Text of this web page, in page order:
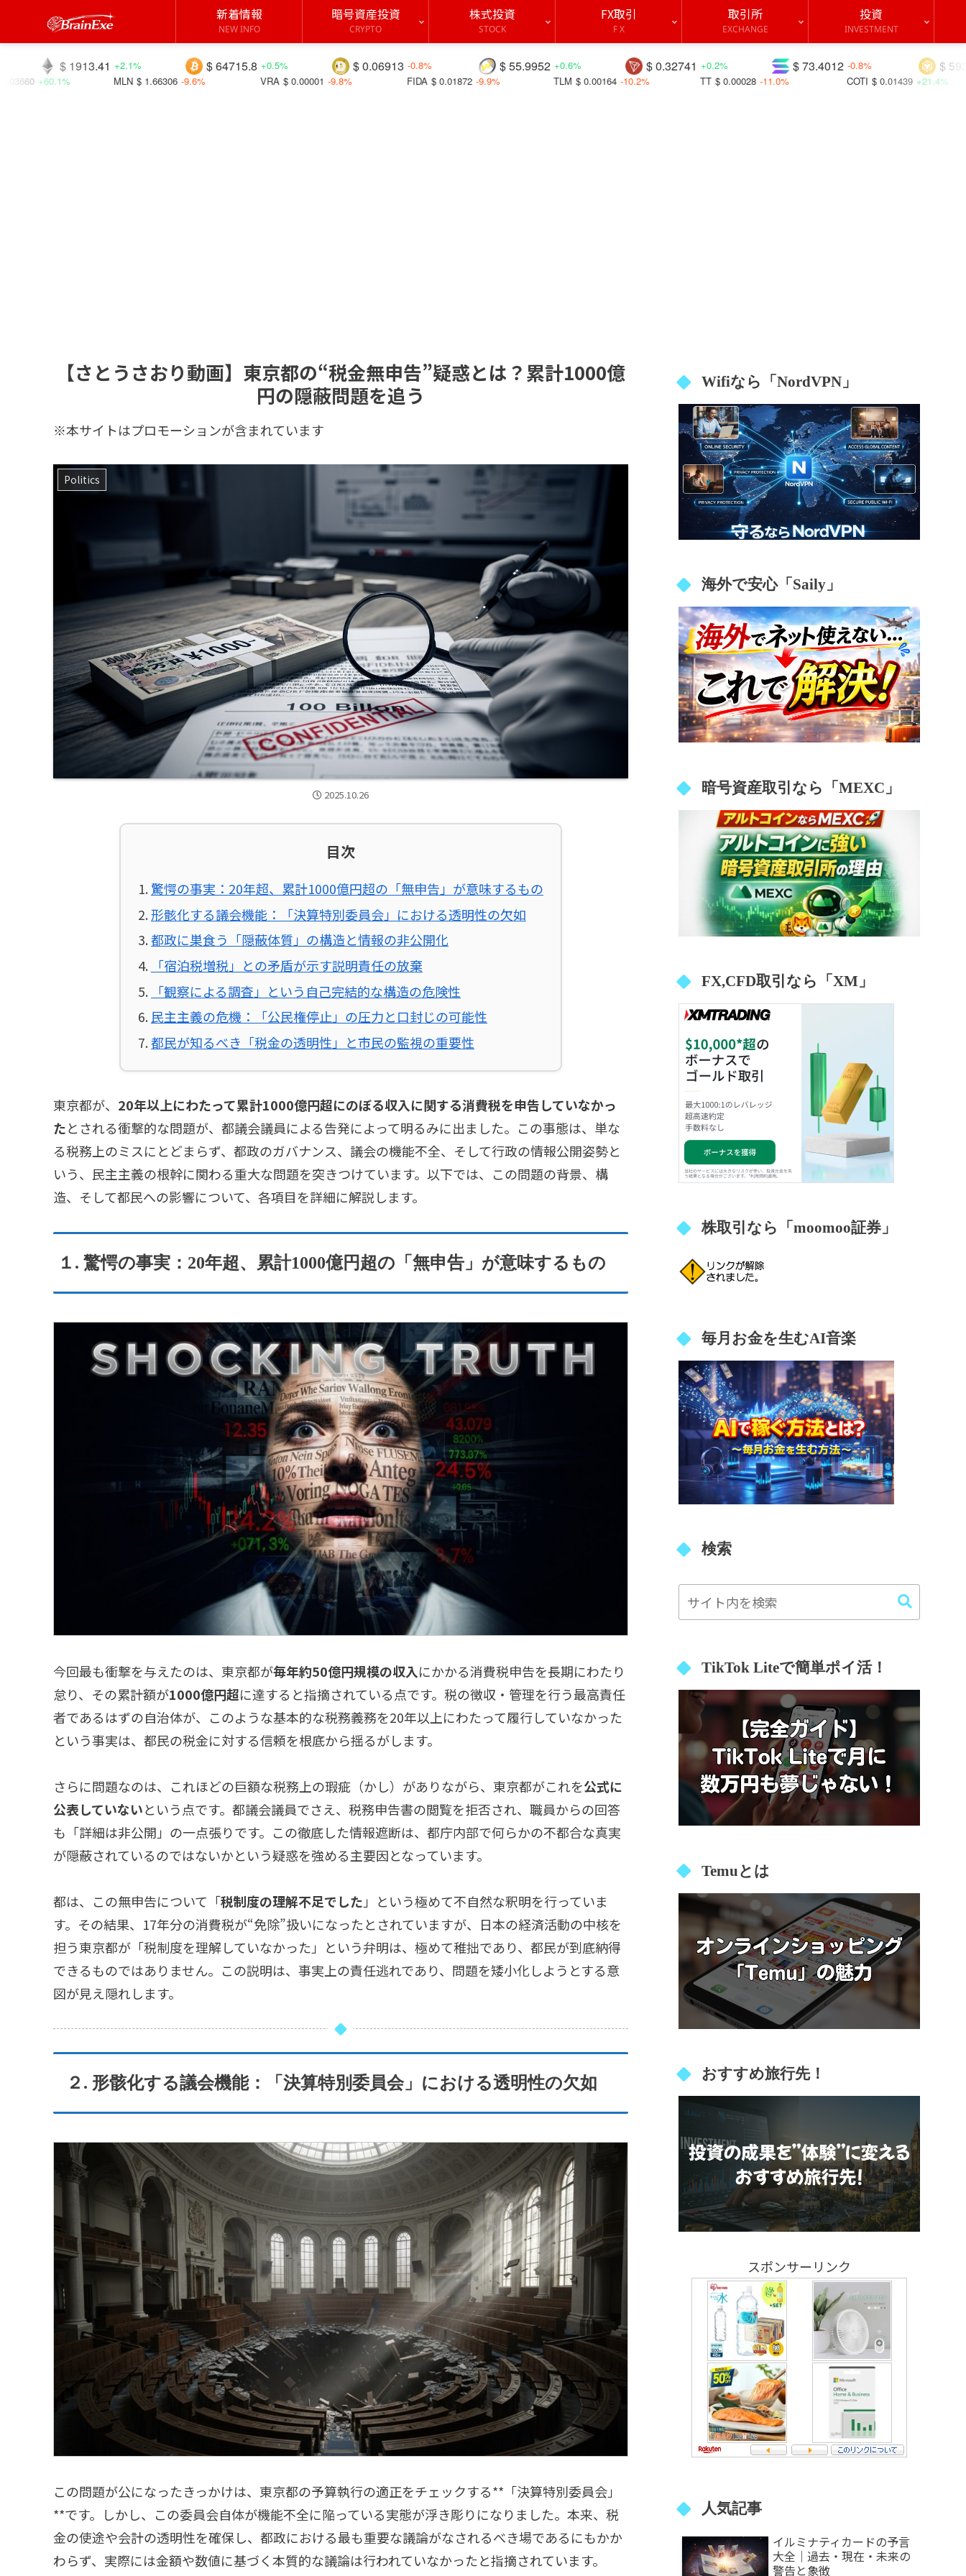
新着情報
NEW INFO
暗号資産投資
CRYPTO
株式投資
STOCK
FX取引
F X
取引所
EXCHANGE
投資
INVESTMENT
$ 64715.8 +0.5%
+2.1% $ 593.535 -1.0%
$ 73.4012 -0.8%
$ 0.32741 +0.2%
$ 55.9952 +0.6%
$ 0.06913
-0.8%
FUN $ 0.00427
COTI $ 0.01439
TT $ 0.00028
TLM $ 0.00164
FIDA $ 0.01872
VRA $ 0.00001
MLN $ 1.66306
【さとうさおり動画】東京都の“税金無申告”疑惑とは？累計1000億
円の隠蔽問題を追う
※本サイトはプロモーションが含まれています
Politics
2025.10.26
目次
驚愕の事実：20年超、累計1000億円超の「無申告」が意味するもの
形骸化する議会機能：「決算特別委員会」における透明性の欠如
都政に巣食う「隠蔽体質」の構造と情報の非公開化
「宿泊税増税」との矛盾が示す説明責任の放棄
「観察による調査」という自己完結的な構造の危険性
民主主義の危機：「公民権停止」の圧力と口封じの可能性
都民が知るべき「税金の透明性」と市民の監視の重要性
東京都が、 20年以上にわたって累計1000億円超にのぼる収入に関する消費税を申告していなかっ
たとされる衝撃的な問題が、都議会議員による告発によって明るみに出ました。この事態は、単な
る税務上のミスにとどまらず、都政のガバナンス、議会の機能不全、そして行政の情報公開姿勢と
いう、民主主義の根幹に関わる重大な問題を突きつけています。以下では、この問題の背景、構
造、そして都民への影響について、各項目を詳細に解説します。
１. 驚愕の事実：20年超、累計1000億円超の「無申告」が意味するもの
今回最も衝撃を与えたのは、東京都が毎年約50億円規模の収入にかかる消費税申告を長期にわたり
怠り、その累計額が1000億円超に達すると指摘されている点です。税の徴収・管理を行う最高責任
者であるはずの自治体が、このような基本的な税務義務を20年以上にわたって履行していなかった
という事実は、都民の税金に対する信頼を根底から揺るがします。
さらに問題なのは、これほどの巨額な税務上の瑕疵（かし）がありながら、東京都がこれを公式に
公表していないという点です。都議会議員でさえ、税務申告書の閲覧を拒否され、職員からの回答
も「詳細は非公開」の一点張りです。この徹底した情報遮断は、都庁内部で何らかの不都合な真実
が隠蔽されているのではないかという疑惑を強める主要因となっています。
都は、この無申告について「税制度の理解不足でした」という極めて不自然な釈明を行っていま
す。その結果、17年分の消費税が“免除”扱いになったとされていますが、日本の経済活動の中核を
担う東京都が「税制度を理解していなかった」という弁明は、極めて稚拙であり、都民が到底納得
できるものではありません。この説明は、事実上の責任逃れであり、問題を矮小化しようとする意
図が見え隠れします。
２. 形骸化する議会機能：「決算特別委員会」における透明性の欠如
この問題が公になったきっかけは、東京都の予算執行の適正をチェックする**「決算特別委員会」
**です。しかし、この委員会自体が機能不全に陥っている実態が浮き彫りになりました。本来、税
金の使途や会計の透明性を確保し、都政における最も重要な議論がなされるべき場であるにもかか
わらず、実際には金額や数値に基づく本質的な議論は行われていなかったと指摘されています。
Wifiなら「NordVPN」
海外で安心「Saily」
暗号資産取引なら「MEXC」
FX,CFD取引なら「XM」
株取引なら「moomoo証券」
毎月お金を生むAI音楽
検索
TikTok Liteで簡単ポイ活！
Temuとは
おすすめ旅行先！
スポンサーリンク
人気記事
イルミナティカードの予言
大全｜過去・現在・未来の
警告と象徴